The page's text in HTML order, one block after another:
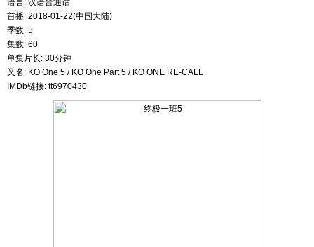
语言: 汉语普通话
首播: 2018-01-22(中国大陆)
季数: 5
集数: 60
单集片长: 30分钟
又名: KO One 5 / KO One Part 5 / KO ONE RE-CALL
IMDb链接: tt6970430